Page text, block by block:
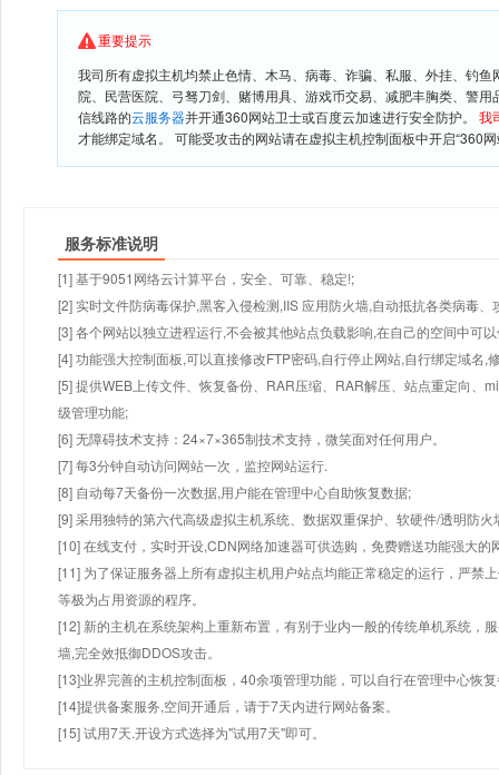
重要提示
我司所有虚拟主机均禁止色情、木马、病毒、诈骗、私服、外挂、钓
院、民营医院、弓驽刀剑、赌博用具、游戏币交易、减肥丰胸类、警
信线路的云服务器并开通360网站卫士或百度云加速进行安全防护。 我
才能绑定域名。 可能受攻击的网站请在虚拟主机控制面板中开启“360
服务标准说明
[1] 基于9051网络云计算平台，安全、可靠、稳定!;
[2] 实时文件防病毒保护,黑客入侵检测,IIS 应用防火墙,自动抵抗各类病毒、
[3] 各个网站以独立进程运行,不会被其他站点负载影响,在自己的空间中可
[4] 功能强大控制面板,可以直接修改FTP密码,自行停止网站,自行绑定域名,
[5] 提供WEB上传文件、恢复备份、RAR压缩、RAR解压、站点重定向、
级管理功能;
[6] 无障碍技术支持：24×7×365制技术支持，微笑面对任何用户。
[7] 每3分钟自动访问网站一次，监控网站运行.
[8] 自动每7天备份一次数据,用户能在管理中心自助恢复数据;
[9] 采用独特的第六代高级虚拟主机系统、数据双重保护、软硬件/透明防火
[10] 在线支付，实时开设,CDN网络加速器可供选购，免费赠送功能强大
[11] 为了保证服务器上所有虚拟主机用户站点均能正常稳定的运行，严禁
等极为占用资源的程序。
[12] 新的主机在系统架构上重新布置，有别于业内一般的传统单机系统，
墙,完全效抵御DDOS攻击。
[13]业界完善的主机控制面板，40余项管理功能，可以自行在管理中心恢
[14]提供备案服务,空间开通后，请于7天内进行网站备案。
[15] 试用7天.开设方式选择为"试用7天"即可。